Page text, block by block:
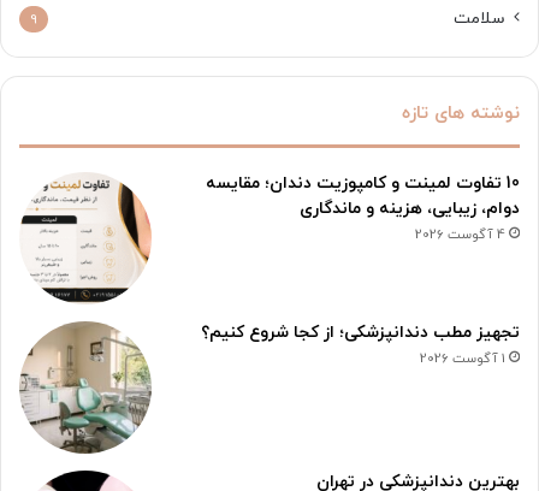
سلامت 9
نوشته های تازه
10 تفاوت لمینت و کامپوزیت دندان؛ مقایسه
دوام، زیبایی، هزینه و ماندگاری
4 آگوست 2026
تجهیز مطب دندانپزشکی؛ از کجا شروع کنیم؟
1 آگوست 2026
بهترین دندانپزشکی در تهران